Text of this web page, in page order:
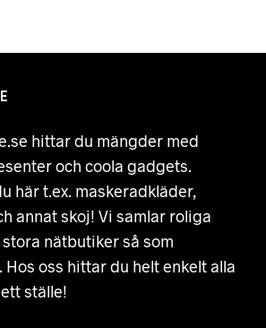
hittar du mängder med
och coola gadgets.
här t.ex. maskeradkläder,
annat skoj! Vi samlar roliga
nätbutiker så som
Hos oss hittar du helt enkelt alla
ställe!